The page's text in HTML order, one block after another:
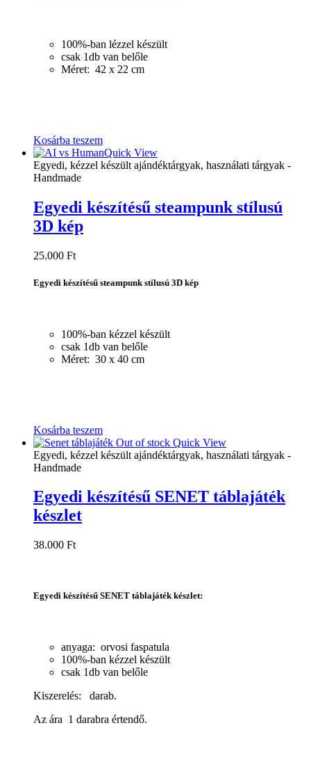
100%-ban lézzel készült
csak 1db van belőle
Méret: 42 x 22 cm
Kosárba teszem
Quick View
Egyedi, kézzel készült ajándéktárgyak, használati tárgyak -
Handmade
Egyedi készítésű steampunk stílusú
3D kép
25.000 Ft
Egyedi készítésű steampunk stílusú 3D kép
100%-ban kézzel készült
csak 1db van belőle
Méret: 30 x 40 cm
Kosárba teszem
Out of stock Quick View
Egyedi, kézzel készült ajándéktárgyak, használati tárgyak -
Handmade
Egyedi készítésű SENET táblajáték
készlet
38.000 Ft
Egyedi készítésű SENET táblajáték készlet:
anyaga: orvosi faspatula
100%-ban kézzel készült
csak 1db van belőle
Kiszerelés: darab.
Az ára 1 darabra értendő.